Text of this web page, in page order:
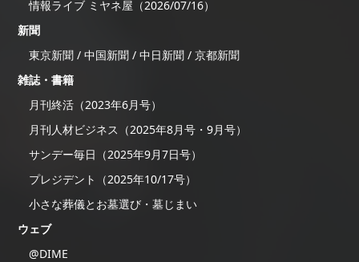
情報ライブ ミヤネ屋（2026/07/16）
新聞
東京新聞 / 中国新聞 / 中日新聞 / 京都新聞
雑誌・書籍
月刊終活（2023年6月号）
月刊人材ビジネス（2025年8月号・9月号）
サンデー毎日（2025年9月7日号）
プレジデント（2025年10/17号）
小さな葬儀とお墓選び・墓じまい
ウェブ
@DIME